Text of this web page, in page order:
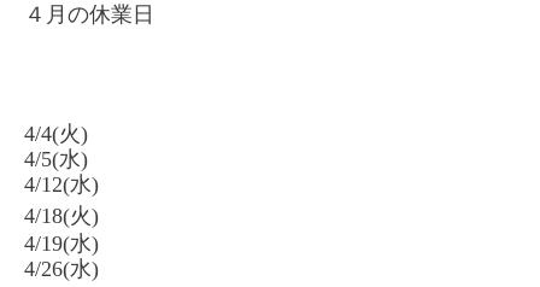
４月の休業日
4/4(火)
4/5(水)
4/12(水)
4/18(火)
4/19(水)
4/26(水)